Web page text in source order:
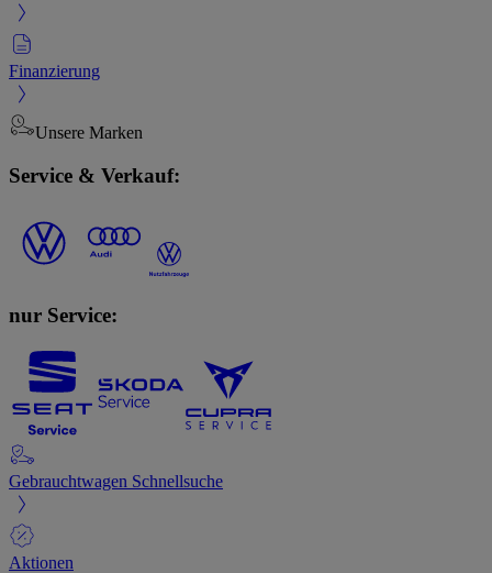
Finanzierung
Unsere Marken
Service & Verkauf:
nur Service:
Gebrauchtwagen Schnellsuche
Aktionen